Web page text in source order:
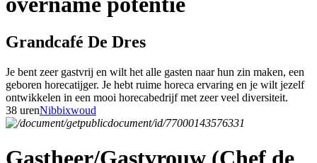
Grandcafé De Dres
Je bent zeer gastvrij en wilt het alle gasten naar hun zin maken, een
geboren horecatijger. Je hebt ruime horeca ervaring en je wilt jezelf
ontwikkelen in een mooi horecabedrijf met zeer veel diversiteit.
38 urenNibbixwoud
Gastheer/Gastvrouw (Chef de